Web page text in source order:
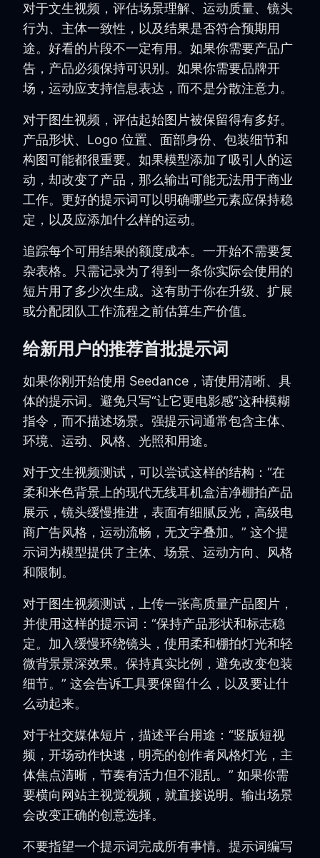
对于文生视频，评估场景理解、运动质量、镜头
行为、主体一致性，以及结果是否符合预期用
途。好看的片段不一定有用。如果你需要产品广
告，产品必须保持可识别。如果你需要品牌开
场，运动应支持信息表达，而不是分散注意力。
对于图生视频，评估起始图片被保留得有多好。
产品形状、Logo 位置、面部身份、包装细节和
构图可能都很重要。如果模型添加了吸引人的运
动，却改变了产品，那么输出可能无法用于商业
工作。更好的提示词可以明确哪些元素应保持稳
定，以及应添加什么样的运动。
追踪每个可用结果的额度成本。一开始不需要复
杂表格。只需记录为了得到一条你实际会使用的
短片用了多少次生成。这有助于你在升级、扩展
或分配团队工作流程之前估算生产价值。
给新用户的推荐首批提示词
如果你刚开始使用 Seedance，请使用清晰、具
体的提示词。避免只写“让它更电影感”这种模糊
指令，而不描述场景。强提示词通常包含主体、
环境、运动、风格、光照和用途。
对于文生视频测试，可以尝试这样的结构：“在
柔和米色背景上的现代无线耳机盒洁净棚拍产品
展示，镜头缓慢推进，表面有细腻反光，高级电
商广告风格，运动流畅，无文字叠加。” 这个提
示词为模型提供了主体、场景、运动方向、风格
和限制。
对于图生视频测试，上传一张高质量产品图片，
并使用这样的提示词：“保持产品形状和标志稳
定。加入缓慢环绕镜头，使用柔和棚拍灯光和轻
微背景景深效果。保持真实比例，避免改变包装
细节。” 这会告诉工具要保留什么，以及要让什
么动起来。
对于社交媒体短片，描述平台用途：“竖版短视
频，开场动作快速，明亮的创作者风格灯光，主
体焦点清晰，节奏有活力但不混乱。” 如果你需
要横向网站主视觉视频，就直接说明。输出场景
会改变正确的创意选择。
不要指望一个提示词完成所有事情。提示词编写